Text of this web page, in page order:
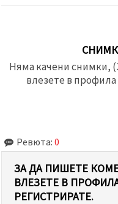
Няма качени снимки,
влезете в
Ревюта: 0
ЗА ДА ПИШЕТЕ
ВЛЕЗЕТЕ В
РЕГИСТРИРАТЕ.